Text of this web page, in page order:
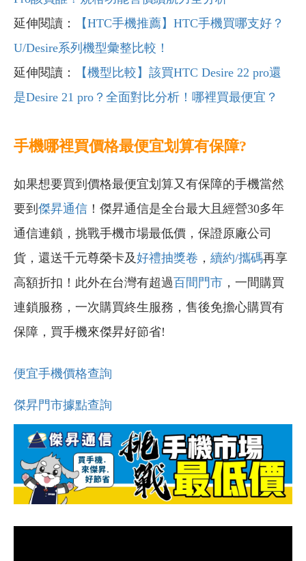
延伸閱讀：
【HTC手機推薦】HTC手機買哪支好？
U/Desire系列機型彙整比較！
延伸閱讀：
【機型比較】該買HTC Desire 22 pro還
是Desire 21 pro？全面對比分析！哪裡買最便宜？
手機哪裡買價格最便宜划算有保障?
如果想要買到價格最便宜划算又有保障的手機當然
要到 傑昇通信 ！傑昇通信是全台最大且經營30多年
通信連鎖，挑戰手機市場最低價，保證原廠公司
貨，還送千元尊榮卡及好禮抽獎卷 ， 續約/攜碼再享
高額折扣！此外在台灣有超過百間門市 ，一間購買
連鎖服務，一次購買終生服務，售後免擔心購買有
保障，買手機來傑昇好節省!
便宜手機價格查詢
傑昇門市據點查詢